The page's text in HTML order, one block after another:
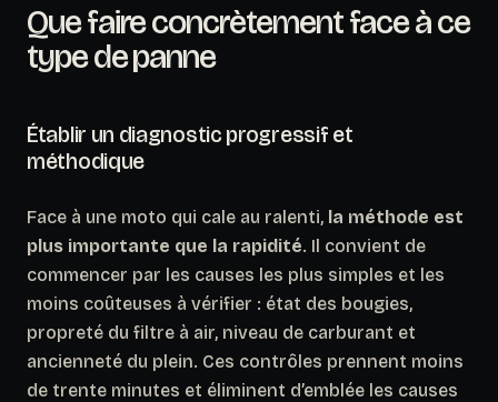
Que faire concrètement face à ce
type de panne
Établir un diagnostic progressif et
méthodique
Face à une moto qui cale au ralenti, la méthode est
plus importante que la rapidité. Il convient de
commencer par les causes les plus simples et les
moins coûteuses à vérifier : état des bougies,
propreté du filtre à air, niveau de carburant et
ancienneté du plein. Ces contrôles prennent moins
de trente minutes et éliminent d’emblée les causes